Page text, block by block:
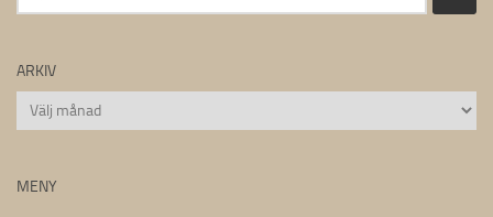
efter:
ARKIV
Arkiv
MENY